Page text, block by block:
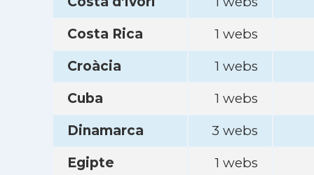
Costa Rica
1 webs
Croàcia
1 webs
Cuba
1 webs
Dinamarca
3 webs
Egipte
1 webs